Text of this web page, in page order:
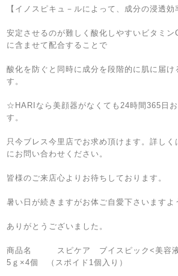
【イノスピキュ－ルによって、成分の浸透効
安定させるのが難しく酸化しやすいビタミン
に含ませて配合することで
酸化を防ぐと同時に成分を段階的に肌に届け
す。
☆HARIなら美顔器がなくても24時間365日
す。
只今ブレス今里店でお求め頂けます。詳しく
にお問い合わせください。
皆様のご来店心よりお待ちしております。
暑い日が続きますがお体ご自愛下さいますよ
ありがとうございました。
商品名 スピケア ブイスピック<美容
5ｇ×4個 （スポイド1個入り）